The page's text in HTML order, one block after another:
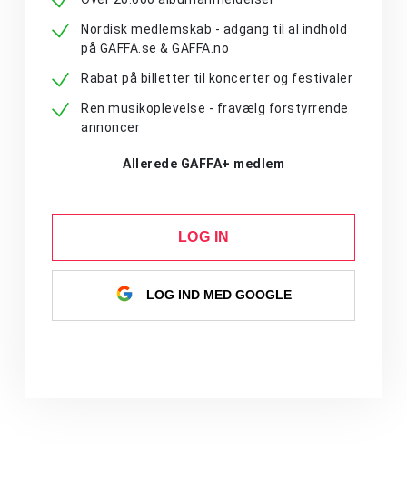
Nordisk medlemskab - adgang til al indhold
på GAFFA.se & GAFFA.no
Rabat på billetter til koncerter og festivaler
Ren musikoplevelse - fravælg forstyrrende
annoncer
Allerede GAFFA+ medlem
LOG IN
LOG IND MED GOOGLE